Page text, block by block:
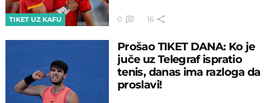
TIKET UZ KAFU 0 16
Prošao TIKET DANA: Ko je
juče uz Telegraf ispratio
tenis, danas ima razloga da
proslavi!